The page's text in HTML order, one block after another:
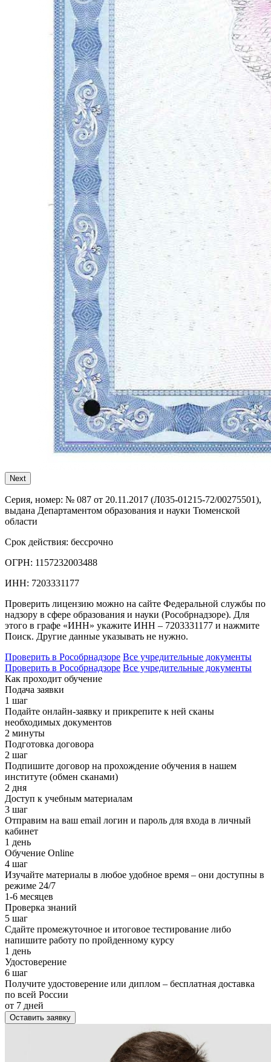
Next
Серия, номер: № 087 от 20.11.2017 (Л035-01215-72/00275501),
выдана Департаментом образования и науки Тюменской
области
Срок действия: бессрочно
ОГРН: 1157232003488
ИНН: 7203331177
Проверить лицензию можно на сайте Федеральной службы по
надзору в сфере образования и науки (Рособрнадзоре). Для
этого в графе «ИНН» укажите ИНН – 7203331177 и нажмите
Поиск. Другие данные указывать не нужно.
Проверить в Рособрнадзоре Все учредительные документы
Проверить в Рособрнадзоре Все учредительные документы
Как проходит обучение
Подача заявки
1 шаг
Подайте онлайн-заявку и прикрепите к ней сканы
необходимых документов
2 минуты
Подготовка договора
2 шаг
Подпишите договор на прохождение обучения в нашем
институте (обмен сканами)
2 дня
Доступ к учебным материалам
3 шаг
Отправим на ваш email логин и пароль для входа в личный
кабинет
1 день
Обучение Online
4 шаг
Изучайте материалы в любое удобное время – они доступны в
режиме 24/7
1-6 месяцев
Проверка знаний
5 шаг
Сдайте промежуточное и итоговое тестирование либо
напишите работу по пройденному курсу
1 день
Удостоверение
6 шаг
Получите удостоверение или диплом – бесплатная доставка
по всей России
от 7 дней
Оставить заявку